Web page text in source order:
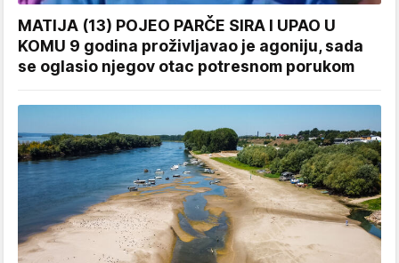
MATIJA (13) POJEO PARČE SIRA I UPAO U
KOMU 9 godina proživljavao je agoniju, sada
se oglasio njegov otac potresnom porukom